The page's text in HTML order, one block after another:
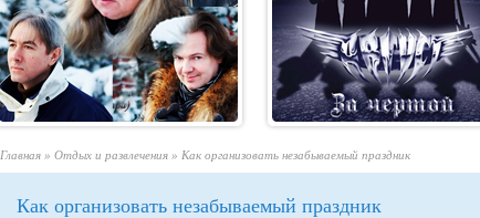
Главная » Отдых и развлечения » Как организовать незабываемый праздник
Как организовать незабываемый праздник